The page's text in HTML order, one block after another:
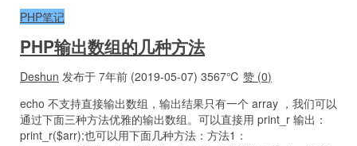
PHP笔记
PHP输出数组的几种方法
Deshun 发布于 7年前 (2019-05-07) 3567℃ 赞 (0)
echo 不支持直接输出数组，输出结果只有一个 array ，我们可以
通过下面三种方法优雅的输出数组。可以直接用 print_r 输出：
print_r($arr);也可以用下面几种方法：方法1：